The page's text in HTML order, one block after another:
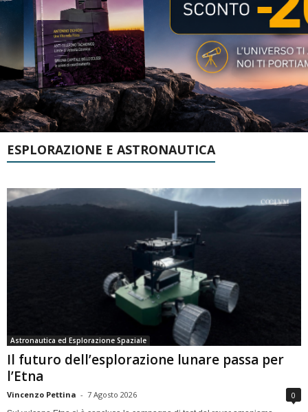
ESPLORAZIONE E ASTRONAUTICA
Astronautica ed Esplorazione Spaziale
Il futuro dell’esplorazione lunare passa per
l’Etna
Vincenzo Pettina - 7 Agosto 2026 0